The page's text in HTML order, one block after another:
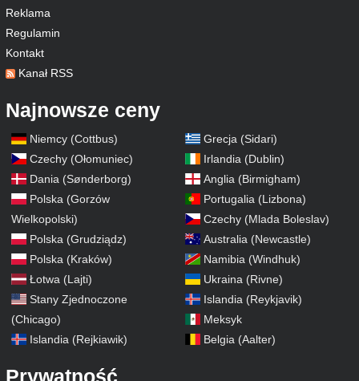
Reklama
Regulamin
Kontakt
Kanał RSS
Najnowsze ceny
Niemcy (Cottbus)
Czechy (Ołomuniec)
Dania (Sønderborg)
Polska (Gorzów
Wielkopolski)
Polska (Grudziądz)
Polska (Kraków)
Łotwa (Lajti)
Stany Zjednoczone
(Chicago)
Islandia (Rejkiawik)
Grecja (Sidari)
Irlandia (Dublin)
Anglia (Birmigham)
Portugalia (Lizbona)
Czechy (Mlada Boleslav)
Australia (Newcastle)
Namibia (Windhuk)
Ukraina (Rivne)
Islandia (Reykjavik)
Meksyk
Belgia (Aalter)
Prywatność